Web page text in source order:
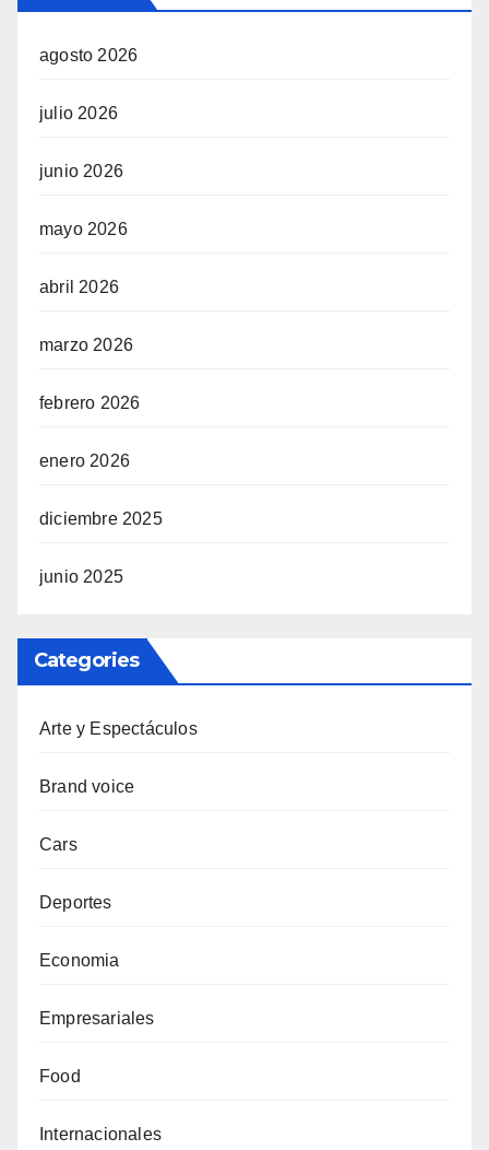
agosto 2026
julio 2026
junio 2026
mayo 2026
abril 2026
marzo 2026
febrero 2026
enero 2026
diciembre 2025
junio 2025
Categories
Arte y Espectáculos
Brand voice
Cars
Deportes
Economia
Empresariales
Food
Internacionales